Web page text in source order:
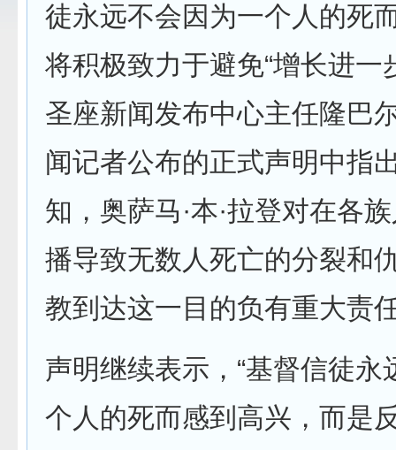
徒永远不会因为一个人的死
将积极致力于避免“增长进一
圣座新闻发布中心主任隆巴
闻记者公布的正式声明中指
知，奥萨马·本·拉登对在各
播导致无数人死亡的分裂和
教到达这一目的负有重大责
声明继续表示，“基督信徒永
个人的死而感到高兴，而是